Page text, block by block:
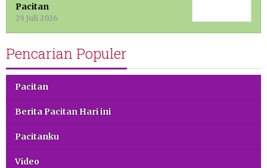
Pacitan
29 Juli 2026
Pencarian Populer
Pacitan
Berita Pacitan Hari ini
Pacitanku
Video